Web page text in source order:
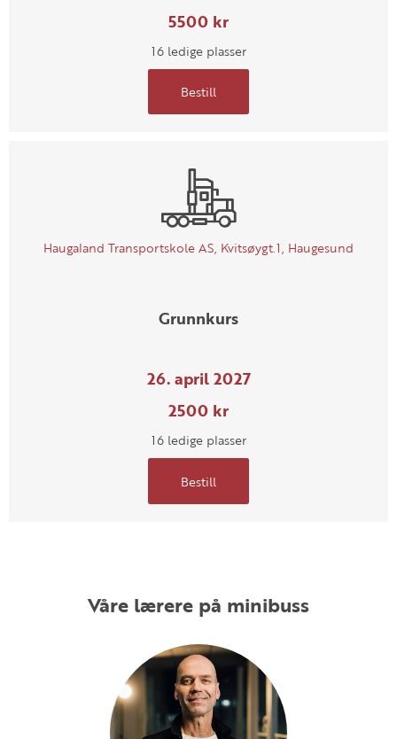
5500 kr
16 ledige plasser
Bestill
Haugaland Transportskole AS, Kvitsøygt.1, Haugesund
Grunnkurs
26. april 2027
2500 kr
16 ledige plasser
Bestill
Våre lærere på minibuss